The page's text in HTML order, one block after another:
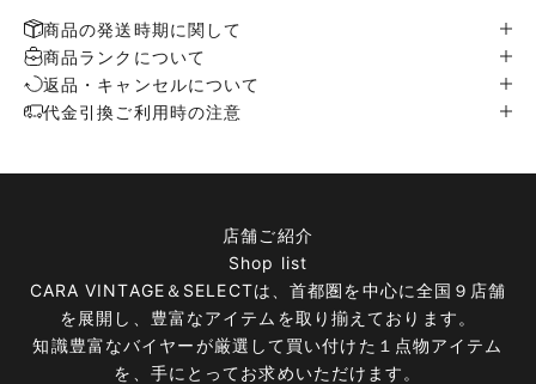
商品の発送時期に関して
商品ランクについて
返品・キャンセルについて
代金引換ご利用時の注意
店舗ご紹介
Shop list
CARA VINTAGE＆SELECTは、首都圏を中心に全国９店舗
を展開し、豊富なアイテムを取り揃えております。
知識豊富なバイヤーが厳選して買い付けた１点物アイテム
を、手にとってお求めいただけます。